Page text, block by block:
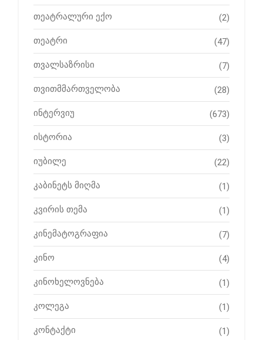
თეატრალური ექო (2)
თეატრი (47)
თვალსაზრისი (7)
თვითმმართველობა (28)
ინტერვიუ (673)
ისტორია (3)
იუბილე (22)
კაბინეტს მიღმა (1)
კვირის თემა (1)
კინემატოგრაფია (7)
კინო (4)
კინოხელოვნება (1)
კოლეგა (1)
კონტაქტი (1)